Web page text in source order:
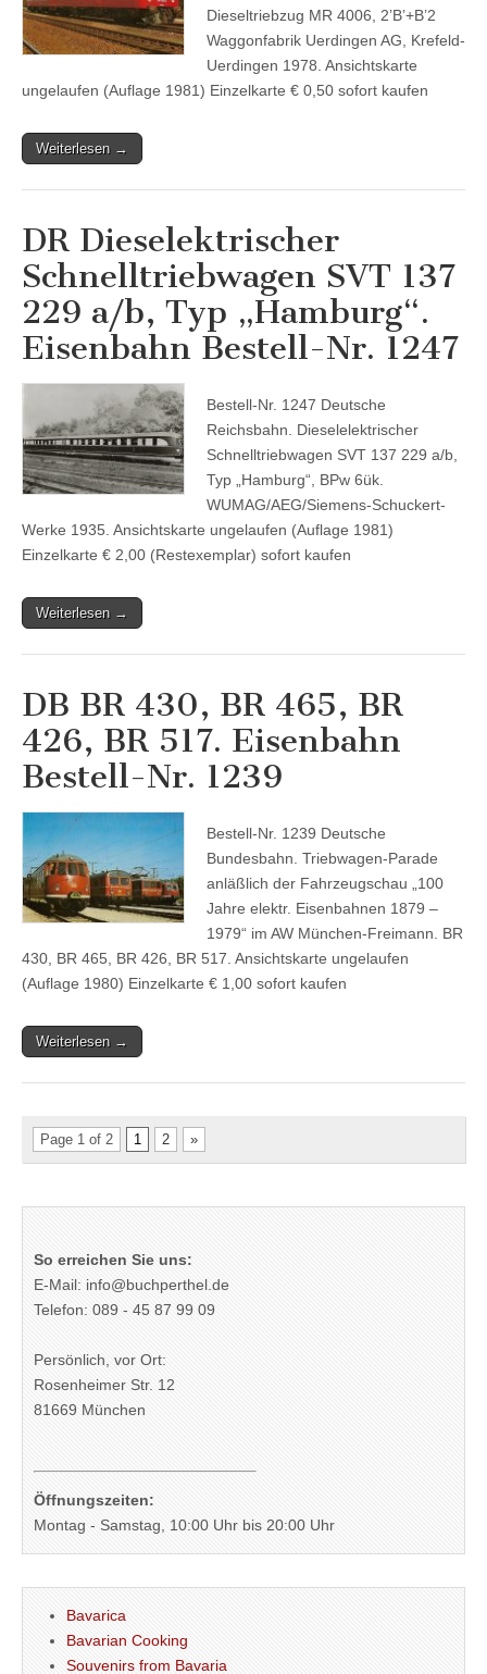
Dieseltriebzug MR 4006, 2’B’+B’2
Waggonfabrik Uerdingen AG, Krefeld-
Uerdingen 1978. Ansichtskarte
ungelaufen (Auflage 1981) Einzelkarte € 0,50 sofort kaufen
Weiterlesen →
DR Dieselektrischer
Schnelltriebwagen SVT 137
229 a/b, Typ „Hamburg“.
Eisenbahn Bestell-Nr. 1247
Bestell-Nr. 1247 Deutsche
Reichsbahn. Dieselelektrischer
Schnelltriebwagen SVT 137 229 a/b,
Typ „Hamburg“, BPw 6ük.
WUMAG/AEG/Siemens-Schuckert-
Werke 1935. Ansichtskarte ungelaufen (Auflage 1981)
Einzelkarte € 2,00 (Restexemplar) sofort kaufen
Weiterlesen →
DB BR 430, BR 465, BR
426, BR 517. Eisenbahn
Bestell-Nr. 1239
Bestell-Nr. 1239 Deutsche
Bundesbahn. Triebwagen-Parade
anläßlich der Fahrzeugschau „100
Jahre elektr. Eisenbahnen 1879 –
1979“ im AW München-Freimann. BR
430, BR 465, BR 426, BR 517. Ansichtskarte ungelaufen
(Auflage 1980) Einzelkarte € 1,00 sofort kaufen
Weiterlesen →
Page 1 of 2 1 2 »
So erreichen Sie uns:
E-Mail: info@buchperthel.de
Telefon: 089 - 45 87 99 09
Persönlich, vor Ort:
Rosenheimer Str. 12
81669 München
Öffnungszeiten:
Montag - Samstag, 10:00 Uhr bis 20:00 Uhr
Bavarica
Bavarian Cooking
Souvenirs from Bavaria